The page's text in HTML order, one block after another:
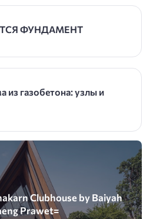
ФУНДАМЕНТ
из газобетона: узлы и
Clubhouse by Baiyah
Prawet=